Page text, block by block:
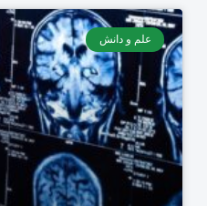
علم و دانش